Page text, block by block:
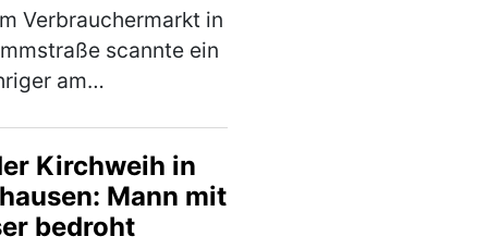
Verbrauchermarkt in
scannte ein
am
Wert von rund 20 €
er nicht und wollte
ohne d…(mehr)
Kirchweih in
Mann mit
bedroht